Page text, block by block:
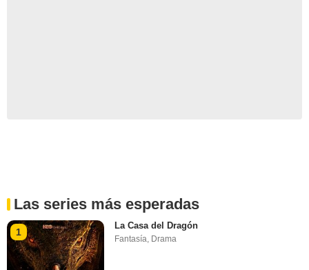
Las series más esperadas
1
La Casa del Dragón
Fantasía, Drama